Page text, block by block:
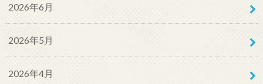
2026年6月
2026年5月
2026年4月